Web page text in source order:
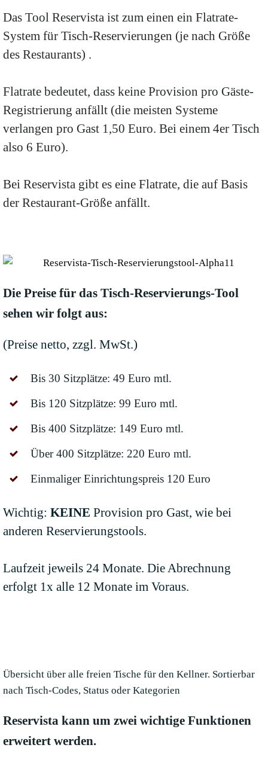
Das Tool Reservista ist zum einen ein Flatrate-
System für Tisch-Reservierungen (je nach Größe
des Restaurants) .
Flatrate bedeutet, dass keine Provision pro Gäste-
Registrierung anfällt (die meisten Systeme
verlangen pro Gast 1,50 Euro. Bei einem 4er Tisch
also 6 Euro).
Bei Reservista gibt es eine Flatrate, die auf Basis
der Restaurant-Größe anfällt.
Die Preise für das Tisch-Reservierungs-Tool
sehen wir folgt aus:
(Preise netto, zzgl. MwSt.)
Bis 30 Sitzplätze: 49 Euro mtl.
Bis 120 Sitzplätze: 99 Euro mtl.
Bis 400 Sitzplätze: 149 Euro mtl.
Über 400 Sitzplätze: 220 Euro mtl.
Einmaliger Einrichtungspreis 120 Euro
Wichtig: KEINE Provision pro Gast, wie bei
anderen Reservierungstools.
Laufzeit jeweils 24 Monate. Die Abrechnung
erfolgt 1x alle 12 Monate im Voraus.
Übersicht über alle freien Tische für den Kellner. Sortierbar
nach Tisch-Codes, Status oder Kategorien
Reservista kann um zwei wichtige Funktionen
erweitert werden.